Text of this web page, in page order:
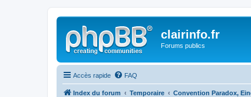
clairinfo.fr
Forums publics
Accès rapide FAQ
Index du forum Temporaire Convention Paradox,